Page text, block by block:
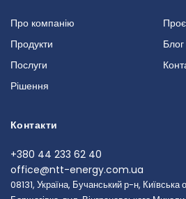
Про компанію
Продукти
Послуги
Рішення
Блог
Контакти
+380 44 233 62 40
office@ntt-energy.com.ua
08131, Україна, Бучанський р-н, Київська